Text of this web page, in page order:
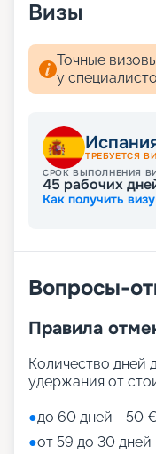
Визы
Точные
у
ТРЕБУЕТСЯ
СРОК ВЫПОЛНЕНИЯ
45 рабочих
Как получить визу
Вопросы-
Правила
Количество дней
удержания от
●до 60 дней - 50
●от 59 до 30 дней